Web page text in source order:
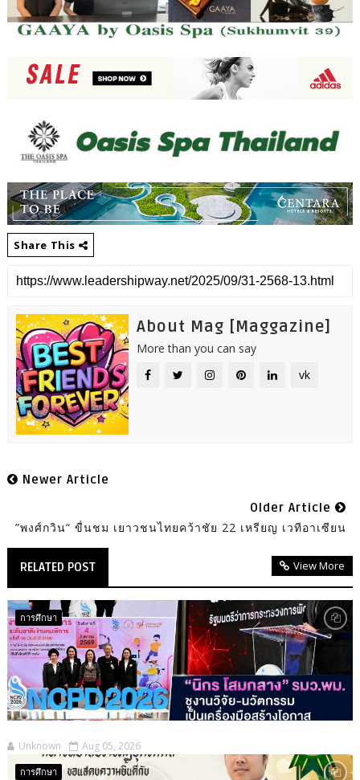
Share This
About Mag [Maggazine]
More than you can say
vk
Newer Article
Older Article
”พงศ์กวิน“ ขื่นชม เยาวชนไทยคว้าชัย 22 เหรียญ เวทีอาเซียน
RELATED POST View More
การศึกษา
Unknown Aug 05, 2026
การศึกษา